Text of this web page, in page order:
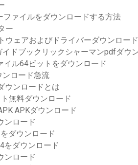
ァイルをダウンロードする方法
ー
ウェアおよびドライバーダウンロー
ドブックリックシャーマンpdfダウ
イル64ビットをダウンロード
ンロード急流
ウンロードとは
無料ダウンロード
APKダウンロード
ンロード
ダウンロード
をダウンロード
ンロード